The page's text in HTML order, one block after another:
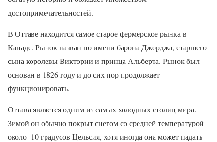
достопримечательностей.
В Оттаве находится самое старое фермерское рынка в
Канаде. Рынок назван по имени барона Джорджа, старшего
сына королевы Виктории и принца Альберта. Рынок был
основан в 1826 году и до сих пор продолжает
функционировать.
Оттава является одним из самых холодных столиц мира.
Зимой он обычно покрыт снегом со средней температурой
около -10 градусов Цельсия, хотя иногда она может падать